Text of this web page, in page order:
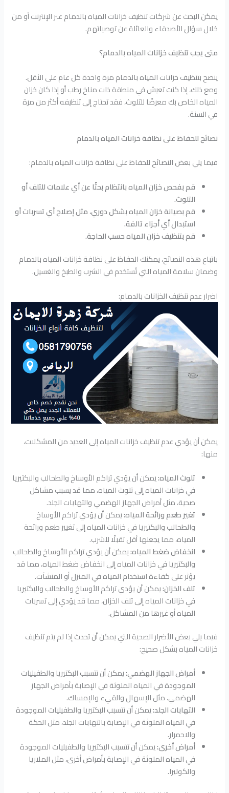
يمكن البحث عن شركات تنظيف خزانات المياه بالدمام عبر الإنترنت أو من
خلال سؤال الأصدقاء والعائلة عن توصياتهم.
متى يجب تنظيف خزانات المياه بالدمام؟
ينصح بتنظيف خزانات المياه بالدمام مرة واحدة كل عام على الأقل.
ومع ذلك، إذا كنت تعيش في منطقة ذات مناخ رطب أو إذا كان خزان
المياه الخاص بك معرضًا للتلوث، فقد تحتاج إلى تنظيفه أكثر من مرة
في السنة.
نصائح للحفاظ على نظافة خزانات المياه بالدمام
فيما يلي بعض النصائح للحفاظ على نظافة خزانات المياه بالدمام:
قم بفحص خزان المياه بانتظام بحثًا عن أي علامات للتلف أو
التلوث.
قم بصيانة خزان المياه بشكل دوري، مثل إصلاح أي تسربات أو
استبدال أي أجزاء تالفة.
قم بتنظيف خزان المياه حسب الحاجة.
باتباع هذه النصائح، يمكنك الحفاظ على نظافة خزانات المياه بالدمام
وضمان سلامة المياه التي تُستخدم في الشرب والطبخ والغسيل.
اضرار عدم تنظيف الخزانات بالدمام:
يمكن أن يؤدي عدم تنظيف خزانات المياه إلى العديد من المشكلات،
منها:
تلوث المياه:يمكن أن يؤدي تراكم الأوساخ والطحالب والبكتيريا
في خزانات المياه إلى تلوث المياه، مما قد يسبب مشاكل
صحية، مثل أمراض الجهاز الهضمي والتهابات الجلد.
تغير طعم ورائحة المياه:يمكن أن يؤدي تراكم الأوساخ
والطحالب والبكتيريا في خزانات المياه إلى تغيير طعم ورائحة
المياه، مما يجعلها أقل تقبلًا للشرب.
انخفاض ضغط المياه:يمكن أن يؤدي تراكم الأوساخ والطحالب
والبكتيريا في خزانات المياه إلى انخفاض ضغط المياه، مما قد
يؤثر على كفاءة استخدام المياه في المنزل أو المنشآت.
تلف الخزان:يمكن أن يؤدي تراكم الأوساخ والطحالب والبكتيريا
في خزانات المياه إلى تلف الخزان، مما قد يؤدي إلى تسربات
المياه أو غيرها من المشاكل.
فيما يلي بعض الأضرار الصحية التي يمكن أن تحدث إذا لم يتم تنظيف
خزانات المياه بشكل صحيح:
أمراض الجهاز الهضمي:يمكن أن تتسبب البكتيريا والطفيليات
الموجودة في المياه الملوثة في الإصابة بأمراض الجهاز
الهضمي، مثل الإسهال والقيء والإمساك.
التهابات الجلد:يمكن أن تتسبب البكتيريا والطفيليات الموجودة
في المياه الملوثة في الإصابة بالتهابات الجلد، مثل الحكة
والاحمرار.
أمراض أخرى:يمكن أن تتسبب البكتيريا والطفيليات الموجودة
في المياه الملوثة في الإصابة بأمراض أخرى، مثل الملاريا
والكوليرا.